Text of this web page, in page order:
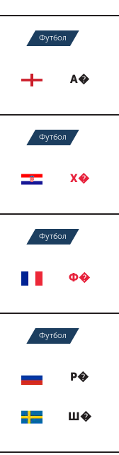
Футбол
А�
Футбол
Х�
Футбол
Ф�
Футбол
Р�
Ш�